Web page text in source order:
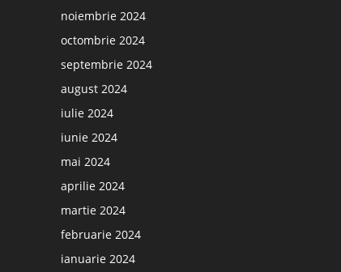
noiembrie 2024
octombrie 2024
septembrie 2024
august 2024
iulie 2024
iunie 2024
mai 2024
aprilie 2024
martie 2024
februarie 2024
ianuarie 2024